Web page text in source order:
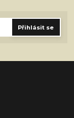
Přihlásit se